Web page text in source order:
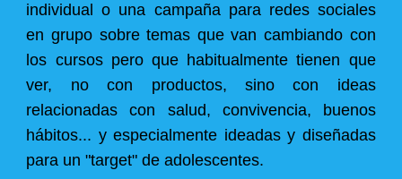
individual o una campaña para redes sociales
en grupo sobre temas que van cambiando con
los cursos pero que habitualmente tienen que
ver, no con productos, sino con ideas
relacionadas con salud, convivencia, buenos
hábitos... y especialmente ideadas y diseñadas
para un "target" de adolescentes.